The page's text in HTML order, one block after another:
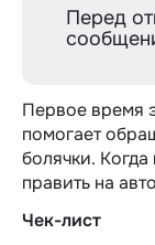
Перед
Первое время
помогает
болячки.
править на
Чек-лист